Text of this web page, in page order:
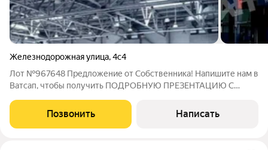
Железнодорожная улица,4с4
Лот №967648 Предложение от Собственника! Напишите нам в
Ватсап, чтобы получить ПОДРОБНУЮ ПРЕЗЕНТАЦИЮ С
современном складском комплексе (А) расположен на
территории индустриального парка «Завод» в
Позвонить Написать